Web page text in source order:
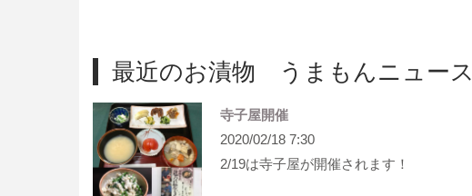
最近のお漬物 うまもんニュース
寺子屋開催
2020/02/18 7:30
2/19は寺子屋が開催されます！